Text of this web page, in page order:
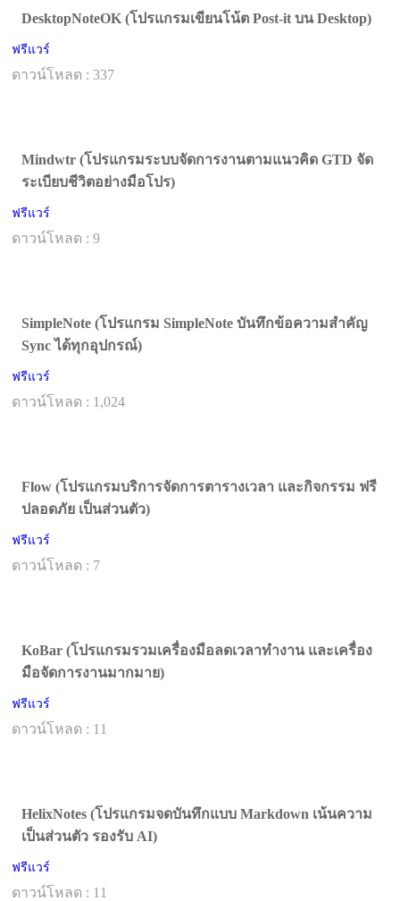
DesktopNoteOK (โปรแกรมเขียนโน้ต Post-it บน Desktop)
ฟรีแวร์
ดาวน์โหลด : 337
Mindwtr (โปรแกรมระบบจัดการงานตามแนวคิด GTD จัด
ระเบียบชีวิตอย่างมือโปร)
ฟรีแวร์
ดาวน์โหลด : 9
SimpleNote (โปรแกรม SimpleNote บันทึกข้อความสำคัญ
Sync ได้ทุกอุปกรณ์)
ฟรีแวร์
ดาวน์โหลด : 1,024
Flow (โปรแกรมบริการจัดการตารางเวลา และกิจกรรม ฟรี
ปลอดภัย เป็นส่วนตัว)
ฟรีแวร์
ดาวน์โหลด : 7
KoBar (โปรแกรมรวมเครื่องมือลดเวลาทำงาน และเครื่อง
มือจัดการงานมากมาย)
ฟรีแวร์
ดาวน์โหลด : 11
HelixNotes (โปรแกรมจดบันทึกแบบ Markdown เน้นความ
เป็นส่วนตัว รองรับ AI)
ฟรีแวร์
ดาวน์โหลด : 11